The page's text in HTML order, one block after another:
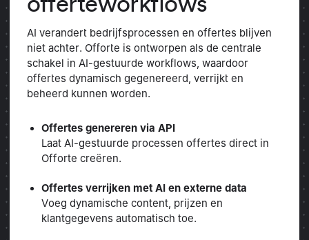
AI verandert bedrijfsprocessen en offertes blijven
niet achter. Offorte is ontworpen als de centrale
schakel in AI-gestuurde workflows, waardoor
offertes dynamisch gegenereerd, verrijkt en
beheerd kunnen worden.
Offertes genereren via API
Laat AI-gestuurde processen offertes direct in
Offorte creëren.
Offertes verrijken met AI en externe data
Voeg dynamische content, prijzen en
klantgegevens automatisch toe.